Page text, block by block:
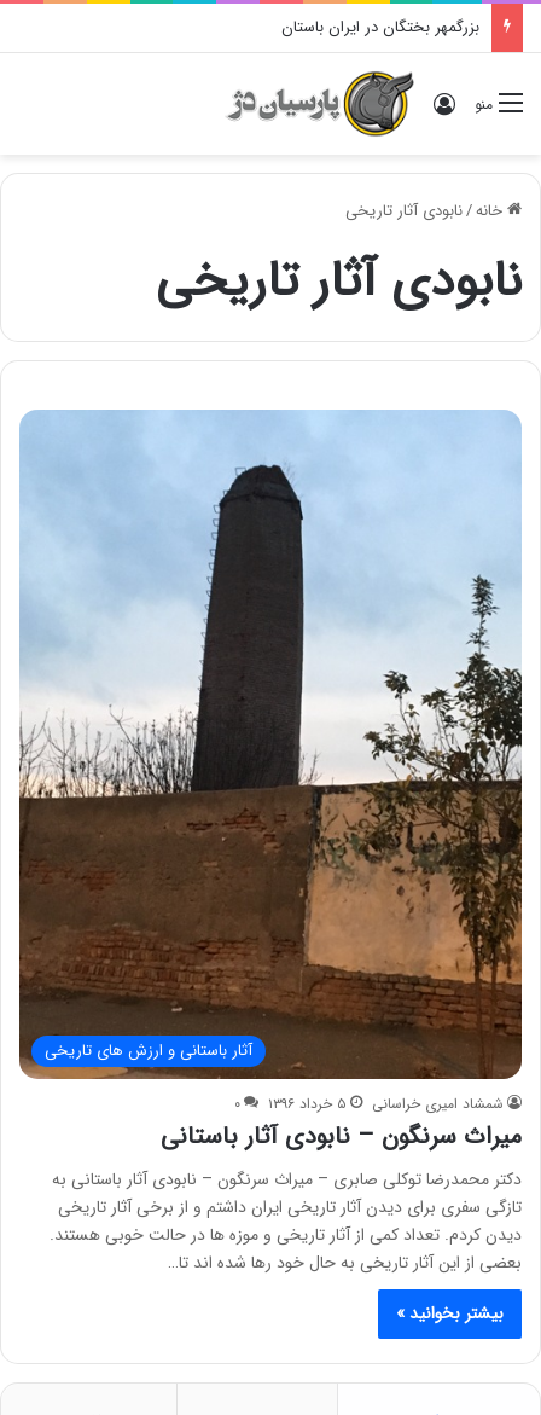
بزرگمهر بختگان در ایران باستان
منو ورود
خانه/نابودی آثار تاریخی
نابودی آثار تاریخی
آثار باستانی و ارزش های تاریخی
شمشاد امیری خراسانی ۵ خرداد ۱۳۹۶ ۰
ميراث سرنگون – نابودی آثار باستانی
دكتر محمدرضا توكلى صابرى – ميراث سرنگون – نابودی آثار باستانی به
تازگى سفرى براى ديدن آثار تاريخى ايران داشتم و از برخى آثار تاريخى
ديدن كردم. تعداد كمى از آثار تاريخى و موزه ها در حالت خوبى هستند.
بعضى از اين آثار تاريخى به حال خود رها شده اند تا…
بیشتر بخوانید »